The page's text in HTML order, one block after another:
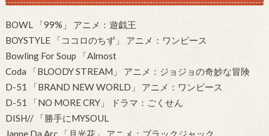
BOWL 「99%」 アニメ：遊戯王
BOYSTYLE 「ココロのちず」 アニメ：ワンピース
Bowling For Soup 「Almost
Coda 「BLOODY STREAM」 アニメ：ジョジョの奇妙な冒険
D-51 「BRAND NEW WORLD」 アニメ：ワンピース
D-51 「NO MORE CRY」 ドラマ：ごくせん
DISH// 「勝手にMYSOUL
Janne Da Arc 「月光花」 アニメ：ブラックジャック